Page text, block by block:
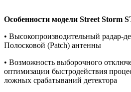
Особенности модели Street Storm
• Высокопроизводительный радар-
Полосковой (Patch) антенны
• Возможность выборочного
оптимизации быстродействия
ложных срабатываний детектора